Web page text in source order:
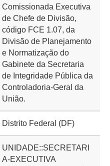
Comissionada Executiva
de Chefe de Divisão,
código FCE 1.07, da
Divisão de Planejamento
e Normatização do
Gabinete da Secretaria
de Integridade Pública da
Controladoria-Geral da
União.
Distrito Federal (DF)
UNIDADE::SECRETARI
A-EXECUTIVA